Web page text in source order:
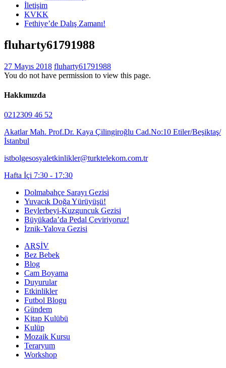
İletişim
KVKK
Fethiye’de Dalış Zamanı!
fluharty61791988
27 Mayıs 2018 fluharty61791988
You do not have permission to view this page.
Hakkımızda
0212309 46 52
Akatlar Mah. Prof.Dr. Kaya Çilingiroğlu Cad.No:10 Etiler/Beşiktaş/
İstanbul
istbolgesosyaletkinlikler@turktelekom.com.tr
Hafta İçi 7:30 - 17:30
Dolmabahçe Sarayı Gezisi
Yuvacık Doğa Yürüyüşü!
Beylerbeyi-Kuzguncuk Gezisi
Büyükada’da Pedal Çeviriyoruz!
İznik-Yalova Gezisi
ARŞİV
Bez Bebek
Blog
Cam Boyama
Duyurular
Etkinlikler
Futbol Blogu
Gündem
Kitap Kulübü
Kulüp
Mozaik Kursu
Teraryum
Workshop